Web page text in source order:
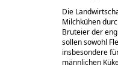
Die
Milchkühen
Bruteier der
sollen sowohl
insbesondere
männlichen